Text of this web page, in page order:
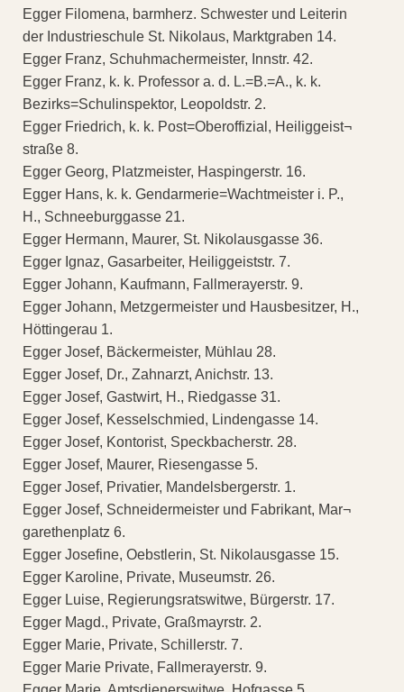
Egger Filomena, barmherz. Schwester und Leiterin
der Industrieschule St. Nikolaus, Marktgraben 14.
Egger Franz, Schuhmachermeister, Innstr. 42.
Egger Franz, k. k. Professor a. d. L.=B.=A., k. k.
Bezirks=Schulinspektor, Leopoldstr. 2.
Egger Friedrich, k. k. Post=Oberoffizial, Heiliggeist¬
straße 8.
Egger Georg, Platzmeister, Haspingerstr. 16.
Egger Hans, k. k. Gendarmerie=Wachtmeister i. P.,
H., Schneeburggasse 21.
Egger Hermann, Maurer, St. Nikolausgasse 36.
Egger Ignaz, Gasarbeiter, Heiliggeiststr. 7.
Egger Johann, Kaufmann, Fallmerayerstr. 9.
Egger Johann, Metzgermeister und Hausbesitzer, H.,
Höttingerau 1.
Egger Josef, Bäckermeister, Mühlau 28.
Egger Josef, Dr., Zahnarzt, Anichstr. 13.
Egger Josef, Gastwirt, H., Riedgasse 31.
Egger Josef, Kesselschmied, Lindengasse 14.
Egger Josef, Kontorist, Speckbacherstr. 28.
Egger Josef, Maurer, Riesengasse 5.
Egger Josef, Privatier, Mandelsbergerstr. 1.
Egger Josef, Schneidermeister und Fabrikant, Mar¬
garethenplatz 6.
Egger Josefine, Oebstlerin, St. Nikolausgasse 15.
Egger Karoline, Private, Museumstr. 26.
Egger Luise, Regierungsratswitwe, Bürgerstr. 17.
Egger Magd., Private, Graßmayrstr. 2.
Egger Marie, Private, Schillerstr. 7.
Egger Marie Private, Fallmerayerstr. 9.